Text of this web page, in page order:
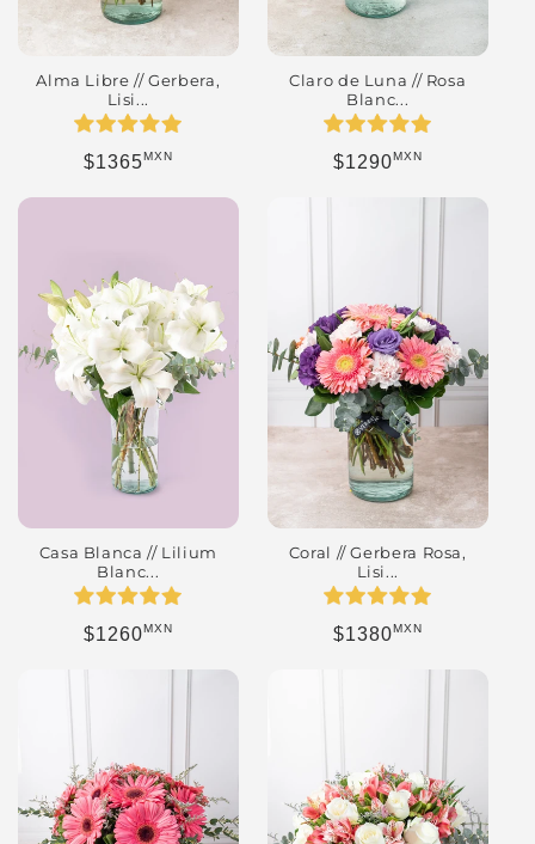
Alma Libre // Gerbera,
Lisi...
Precio habitual
$1365MXN
Claro de Luna // Rosa
Blanc...
Precio habitual
$1290MXN
Casa Blanca // Lilium
Blanc...
Precio habitual
$1260MXN
Coral // Gerbera Rosa,
Lisi...
Precio habitual
$1380MXN